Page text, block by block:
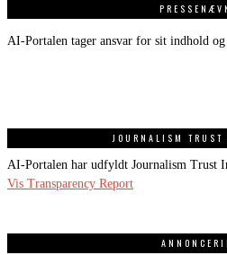
AI-Portalen tager ansvar for sit indhold
JOURNALISM
AI-Portalen har udfyldt Journalism Trust
Vis Transparency Report